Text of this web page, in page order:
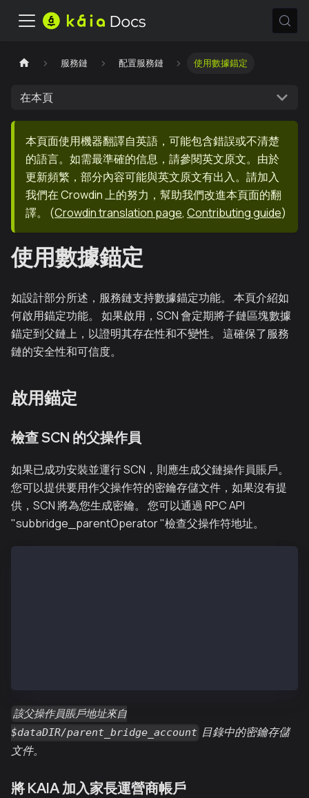
服務鏈 配置服務鏈 使用數據錨定
在本頁
本頁面使用機器翻譯自英語，可能包含錯誤或不清楚
的語言。如需最準確的信息，請參閱英文原文。由於
更新頻繁，部分內容可能與英文原文有出入。請加入
我們在 Crowdin 上的努力，幫助我們改進本頁面的翻
譯。
(Crowdin translation page, Contributing guide)
使用數據錨定
如設計部分所述，服務鏈支持數據錨定功能。 本頁介紹如
何啟用錨定功能。 如果啟用，SCN 會定期將子鏈區塊數據
錨定到父鏈上，以證明其存在性和不變性。 這確保了服務
鏈的安全性和可信度。
啟用錨定
檢查 SCN 的父操作員
如果已成功安裝並運行 SCN，則應生成父鏈操作員賬戶。
您可以提供要用作父操作符的密鑰存儲文件，如果沒有提
供，SCN 將為您生成密鑰。 您可以通過 RPC API
"subbridge_parentOperator "檢查父操作符地址。
該父操作員賬戶地址來自
$dataDIR/parent_bridge_account 目錄中的密鑰存儲
文件。
將 KAIA 加入家長運營商帳戶